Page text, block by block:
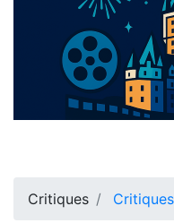
Critiques Critiques